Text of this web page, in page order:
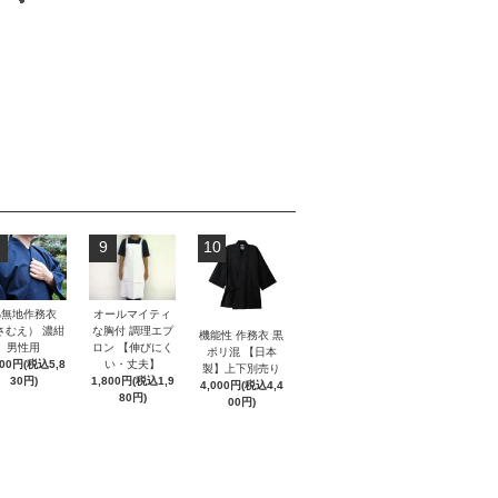
地作務衣
むえ） 濃紺
男性用
円(税込5,8
30円)
9
オールマイティ
な胸付 調理エプ
ロン 【伸びにく
い・丈夫】
1,800円(税込1,9
80円)
10
機能性 作務衣 黒
ポリ混 【日本
製】上下別売り
4,000円(税込4,4
00円)